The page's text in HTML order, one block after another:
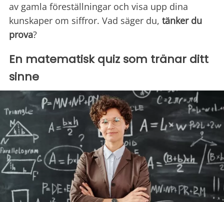
av gamla föreställningar och visa upp dina
kunskaper om siffror. Vad säger du, tänker du
prova?
En matematisk quiz som tränar ditt
sinne